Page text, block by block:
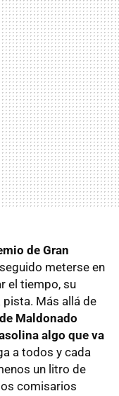
de Gran
meterse en
el tiempo, su
Más allá de
Maldonado
algo que va
a todos y cada
un litro de
comisarios